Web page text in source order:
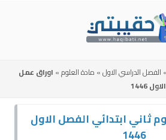
» الفصل الدراسي الاول» مادة العلوم» اوراق عمل
1446
ثاني ابتدائي الفصل الاول
1446